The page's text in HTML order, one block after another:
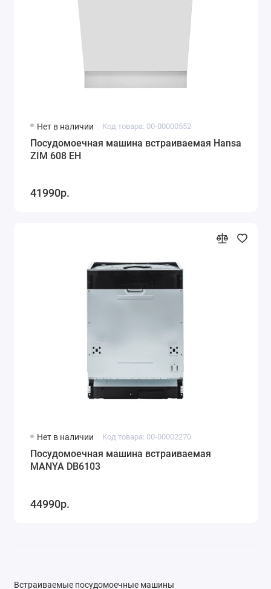
Нет в наличии Код товара: 00-00000552
Посудомоечная машина встраиваемая Hansa
ZIM 608 EH
41990р.
Нет в наличии Код товара: 00-00002270
Посудомоечная машина встраиваемая
MANYA DB6103
44990р.
Встраиваемые посудомоечные машины